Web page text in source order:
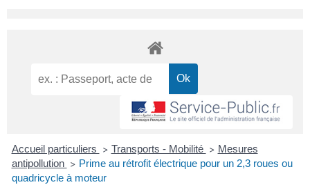
Accueil particuliers > Transports - Mobilité > Mesures
antipollution > Prime au rétrofit électrique pour un 2,3 roues ou
quadricycle à moteur